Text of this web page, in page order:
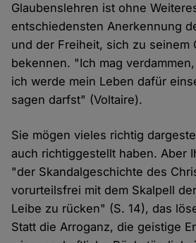
Glaubenslehren ist ohne
entschiedensten Anerkennung
und der Freiheit, sich zu seinem
bekennen. "Ich mag
ich werde mein Leben dafür
sagen darfst" (Voltaire).
Sie mögen vieles richtig
auch richtiggestellt haben. Aber
"der Skandalgeschichte des
vorurteilsfrei mit dem Skalpell
Leibe zu rücken" (S. 14), das
Statt die Arroganz, die geistige